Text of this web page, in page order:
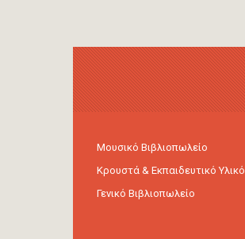
Μουσικό Βιβλιοπωλείο
Κρουστά & Εκπαιδευτικό Υλικό
Γενικό Βιβλιοπωλείο